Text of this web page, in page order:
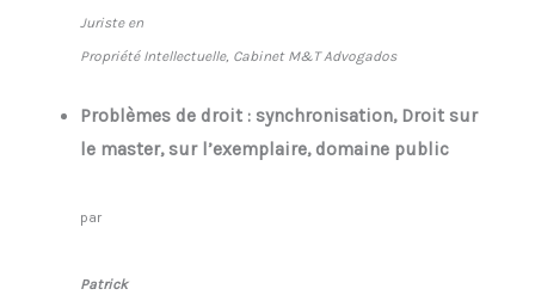
Juriste en
Propriété Intellectuelle, Cabinet M&T Advogados
Problèmes de droit : synchronisation, Droit sur
le master, sur l’exemplaire, domaine public
par
Patrick